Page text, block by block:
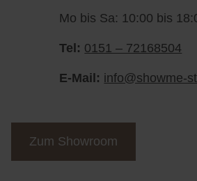
Mo bis Sa: 10:00 bis
Tel: 0151 – 72168504
E-Mail: info@showme-
Zum Showroom